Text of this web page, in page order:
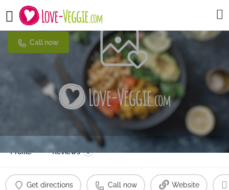
Habiba
Call now
Profile Reviews 0
Get directions Call now Website